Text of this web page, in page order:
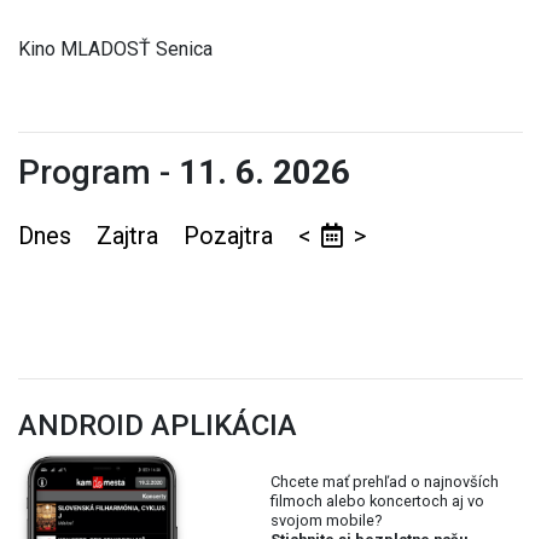
Kino MLADOSŤ Senica
Program - 11. 6. 2026
Dnes Zajtra Pozajtra < >
ANDROID APLIKÁCIA
Chcete mať prehľad o najnovších
filmoch alebo koncertoch aj vo
svojom mobile?